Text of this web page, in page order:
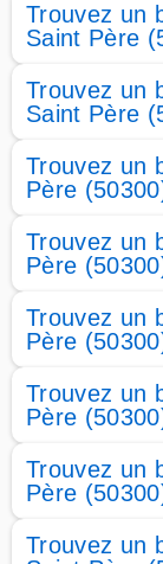
Trouvez un
Saint Père
Trouvez un
Saint Père
Trouvez un
Père
Trouvez un
Père
Trouvez un
Père
Trouvez un
Père
Trouvez un
Père
Trouvez un